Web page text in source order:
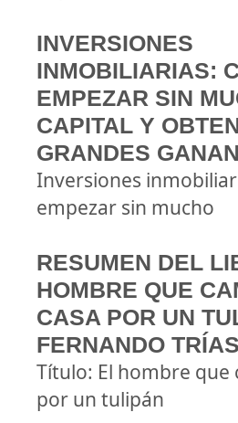
INVERSIONES
INMOBILIARIAS:
EMPEZAR SIN
CAPITAL Y
GRANDES
Inversiones
empezar sin mucho
RESUMEN DEL
HOMBRE QUE
CASA POR UN
FERNANDO
Título: El hombre que
por un tulipán